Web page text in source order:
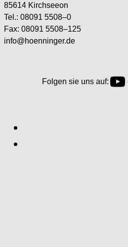
85614 Kirchseeon
Tel.: 08091 5508–0
Fax: 08091 5508–125
info@hoenninger.de
Folgen sie uns auf: